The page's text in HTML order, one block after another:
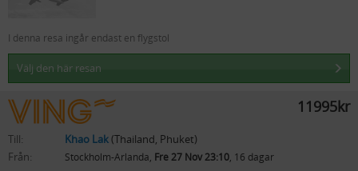
I denna resa ingår endast en flygstol
Välj den här resan
11995kr
Till: Khao Lak(Thailand, Phuket)
Från:
Stockholm-Arlanda, Fre 27 Nov 23:10, 16 dagar